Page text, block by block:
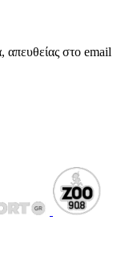
απευθείας στο email